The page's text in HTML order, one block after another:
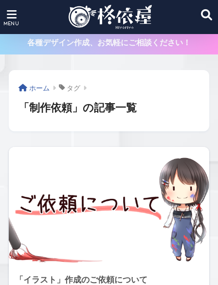
各種デザイン作成、お気軽にご相談ください！
ホーム タグ
「制作依頼」の記事一覧
「イラスト」作成のご依頼について